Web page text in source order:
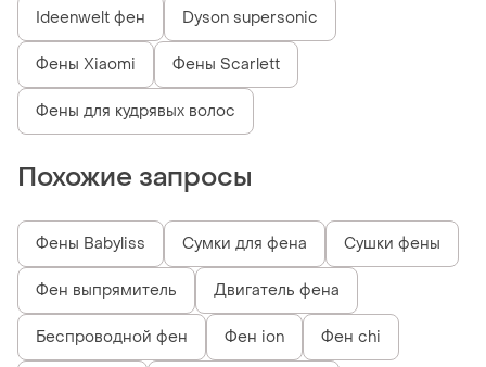
Ideenwelt фен Dyson supersonic
Фены Xiaomi Фены Scarlett
Фены для кудрявых волос
Похожие запросы
Фены Babyliss Сумки для фена Сушки фены
Фен выпрямитель Двигатель фена
Беспроводной фен Фен ion Фен chi